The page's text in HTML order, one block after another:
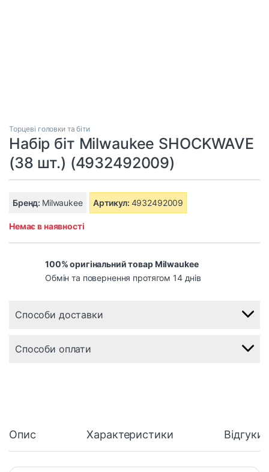
Торцеві головки та біти
Набір біт Milwaukee SHOCKWAVE
(38 шт.) (4932492009)
Бренд: Milwaukee Артикул: 4932492009
Немає в наявності
100% оригінальний товар Milwaukee
Обмін та повернення протягом 14 днів
Способи доставки
Способи оплати
Опис Характеристики Відгуки